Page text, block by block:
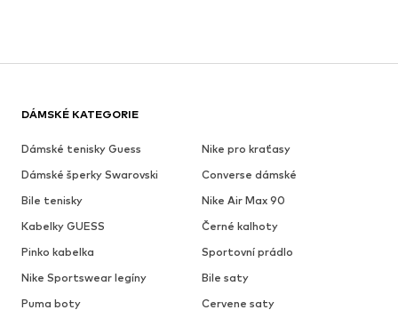
DÁMSKÉ KATEGORIE
Dámské tenisky Guess
Nike pro kraťasy
Dámské šperky Swarovski
Converse dámské
Bile tenisky
Nike Air Max 90
Kabelky GUESS
Černé kalhoty
Pinko kabelka
Sportovní prádlo
Nike Sportswear legíny
Bile saty
Puma boty
Cervene saty